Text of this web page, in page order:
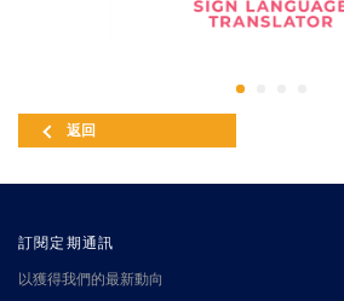
返回
訂閱定期通訊
以獲得我們的最新動向